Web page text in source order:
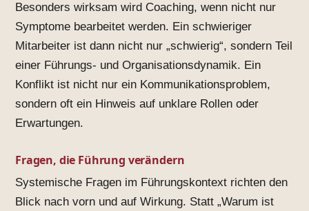
Besonders wirksam wird Coaching, wenn nicht nur
Symptome bearbeitet werden. Ein schwieriger
Mitarbeiter ist dann nicht nur „schwierig“, sondern Teil
einer Führungs- und Organisationsdynamik. Ein
Konflikt ist nicht nur ein Kommunikationsproblem,
sondern oft ein Hinweis auf unklare Rollen oder
Erwartungen.
Fragen, die Führung verändern
Systemische Fragen im Führungskontext richten den
Blick nach vorn und auf Wirkung. Statt „Warum ist